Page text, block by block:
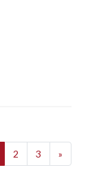
2 3 »